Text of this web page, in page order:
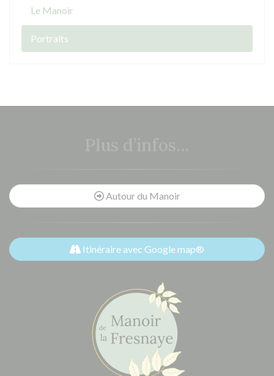
Le Manoir
Portraits
Autour du Manoir
Itinéraire avec Google map®